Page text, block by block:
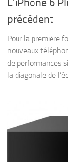
L’iPhone 6
précédent
Pour la première
nouveaux
de performances
la diagonale de